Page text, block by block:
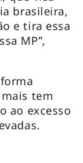
brasileira,
e tira essa
MP”,
tem
ao excesso